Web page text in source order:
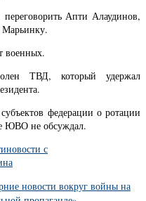
Апти Алаудинов,
Марьинку.
военных.
ТВД, который удержал
федерации о ротации
ЮВО не обсуждал.
новости с
новости вокруг войны на